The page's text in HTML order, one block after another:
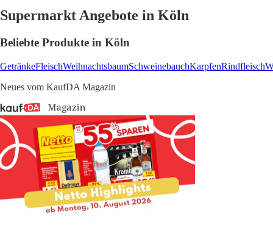
Supermarkt Angebote in Köln
Beliebte Produkte in Köln
GetränkeFleischWeihnachtsbaumSchweinebauchKarpfenRindfleisch
Neues vom KaufDA Magazin